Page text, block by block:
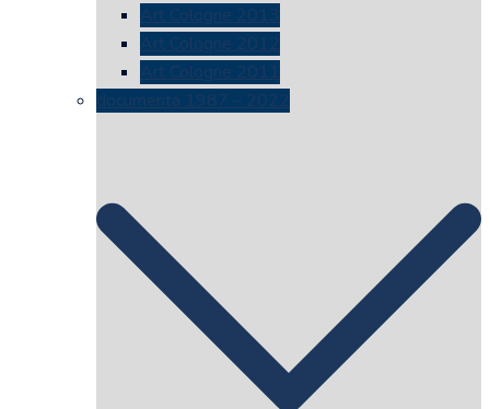
Art Cologne 2013
Art Cologne 2012
Art Cologne 2011
documenta 1987 – 2022